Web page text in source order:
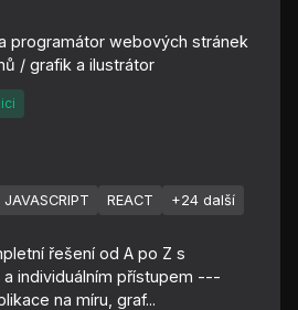
programátor webových stránek
/ grafik a ilustrátor
JAVASCRIPT REACT +24 další
řešení od A po Z s
individuálním přístupem ---
na míru, graf...